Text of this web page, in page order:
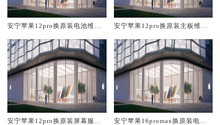
安宁苹果12pro换原装电池维修
安宁苹果12pro换原装主板维修
安宁苹果12pro换原装屏幕服务
安宁苹果16promax换原装电池